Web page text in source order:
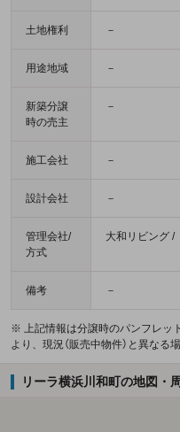
土地権利 －
用途地域 －
新築分譲
時の売主
－
施工会社 －
設計会社 －
管理会社/
方式
大和リビング /
備考 －
※ 上記情報は分譲時のパンフレッ
より、現況（販売中物件）と異なる
リーラ横浜川和町の地図・